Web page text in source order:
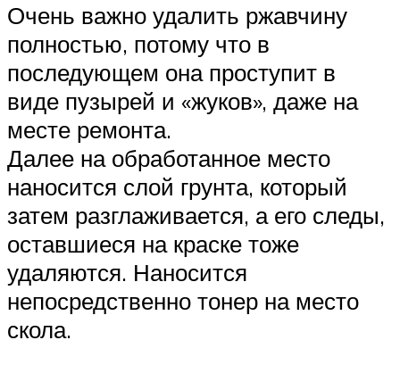
Очень важно удалить ржавчину
полностью, потому что в
последующем она проступит в
виде пузырей и «жуков», даже на
месте ремонта.
Далее на обработанное место
наносится слой грунта, который
затем разглаживается, а его следы,
оставшиеся на краске тоже
удаляются. Наносится
непосредственно тонер на место
скола.